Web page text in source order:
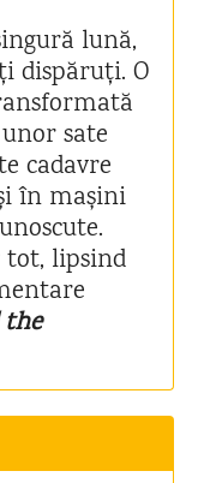
lună,
dispăruți. O
sate
cadavre
în mașini
lipsind
the